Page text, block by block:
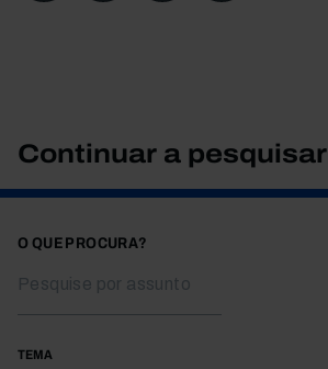
Continuar a pesquisar
O QUE PROCURA?
TEMA